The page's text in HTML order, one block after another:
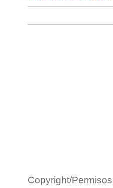
Copyright/